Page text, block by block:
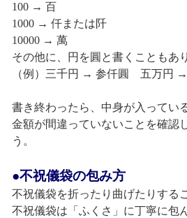
100 → 百
1000 → 仟または阡
10000 → 萬
その他に、円を圓と書くこともあ
（例）三千円 → 参仟圓 五万円
書き終わったら、中身が入ってい
金額が間違っていないことを確認
う。
●不祝儀袋の包み方
不祝儀袋を折ったり曲げたりする
不祝儀袋は「ふくさ」に丁寧に包